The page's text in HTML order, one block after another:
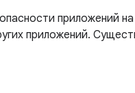
приложений
приложений.